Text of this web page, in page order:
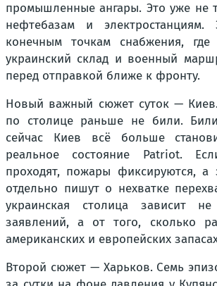
промышленные ангары. Это уже не
нефтебазам и
конечным точкам снабжения, где
украинский склад и военный
перед отправкой ближе к фронту.
Новый важный сюжет суток —
по столице раньше не били.
сейчас Киев всё больше
реальное состояние Patriot.
проходят, пожары фиксируются, а
отдельно пишут о нехватке
украинская столица зависит
заявлений, а от того, сколько
американских и европейских
Второй сюжет — Харьков. Семь